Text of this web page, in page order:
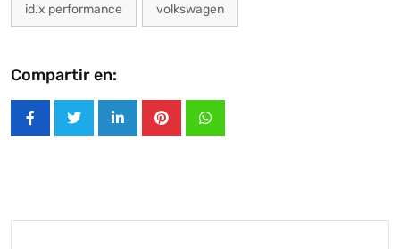
id.x performance volkswagen
Compartir en:
LinkedInPinterestWhatsapp